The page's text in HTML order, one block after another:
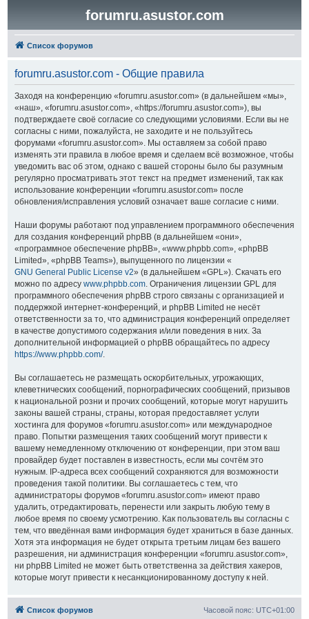
forumru.asustor.com
Список форумов
forumru.asustor.com - Общие правила
Заходя на конференцию «forumru.asustor.com» (в дальнейшем «мы»,
«наш», «forumru.asustor.com», «https://forumru.asustor.com»), вы
подтверждаете своё согласие со следующими условиями. Если вы не
согласны с ними, пожалуйста, не заходите и не пользуйтесь
форумами «forumru.asustor.com». Мы оставляем за собой право
изменять эти правила в любое время и сделаем всё возможное, чтобы
уведомить вас об этом, однако с вашей стороны было бы разумным
регулярно просматривать этот текст на предмет изменений, так как
использование конференции «forumru.asustor.com» после
обновления/исправления условий означает ваше согласие с ними.
Наши форумы работают под управлением программного обеспечения
для создания конференций phpBB (в дальнейшем «они»,
«программное обеспечение phpBB», «www.phpbb.com», «phpBB
Limited», «phpBB Teams»), выпущенного по лицензии «
GNU General Public License v2» (в дальнейшем «GPL»). Скачать его
можно по адресу www.phpbb.com. Ограничения лицензии GPL для
программного обеспечения phpBB строго связаны с организацией и
поддержкой интернет-конференций, и phpBB Limited не несёт
ответственности за то, что администрация конференций определяет
в качестве допустимого содержания и/или поведения в них. За
дополнительной информацией о phpBB обращайтесь по адресу
https://www.phpbb.com/.
Вы соглашаетесь не размещать оскорбительных, угрожающих,
клеветнических сообщений, порнографических сообщений, призывов
к национальной розни и прочих сообщений, которые могут нарушить
законы вашей страны, страны, которая предоставляет услуги
хостинга для форумов «forumru.asustor.com» или международное
право. Попытки размещения таких сообщений могут привести к
вашему немедленному отключению от конференции, при этом ваш
провайдер будет поставлен в известность, если мы сочтём это
нужным. IP-адреса всех сообщений сохраняются для возможности
проведения такой политики. Вы соглашаетесь с тем, что
администраторы форумов «forumru.asustor.com» имеют право
удалить, отредактировать, перенести или закрыть любую тему в
любое время по своему усмотрению. Как пользователь вы согласны с
тем, что введённая вами информация будет храниться в базе данных.
Хотя эта информация не будет открыта третьим лицам без вашего
разрешения, ни администрация конференции «forumru.asustor.com»,
ни phpBB Limited не может быть ответственна за действия хакеров,
которые могут привести к несанкционированному доступу к ней.
Список форумов Часовой пояс: UTC+01:00